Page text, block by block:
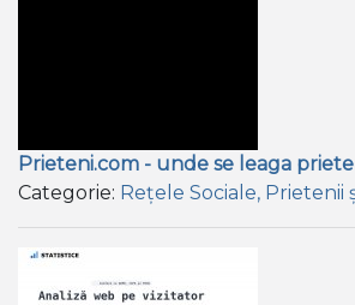
Prieteni.com - unde se leaga
Categorie: Rețele Sociale, Prietenii